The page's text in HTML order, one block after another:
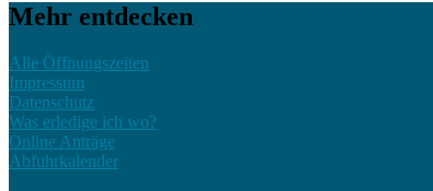
Mehr entdecken
Alle Öffnungszeiten
Impressum
Datenschutz
Was erledige ich wo?
Online Anträge
Abfuhrkalender